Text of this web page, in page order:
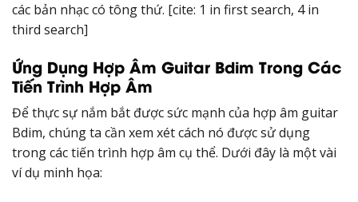
các bản nhạc có tông thứ. [cite: 1 in first search, 4 in
third search]
Ứng Dụng Hợp Âm Guitar Bdim Trong Các
Tiến Trình Hợp Âm
Để thực sự nắm bắt được sức mạnh của hợp âm guitar
Bdim, chúng ta cần xem xét cách nó được sử dụng
trong các tiến trình hợp âm cụ thể. Dưới đây là một vài
ví dụ minh họa: